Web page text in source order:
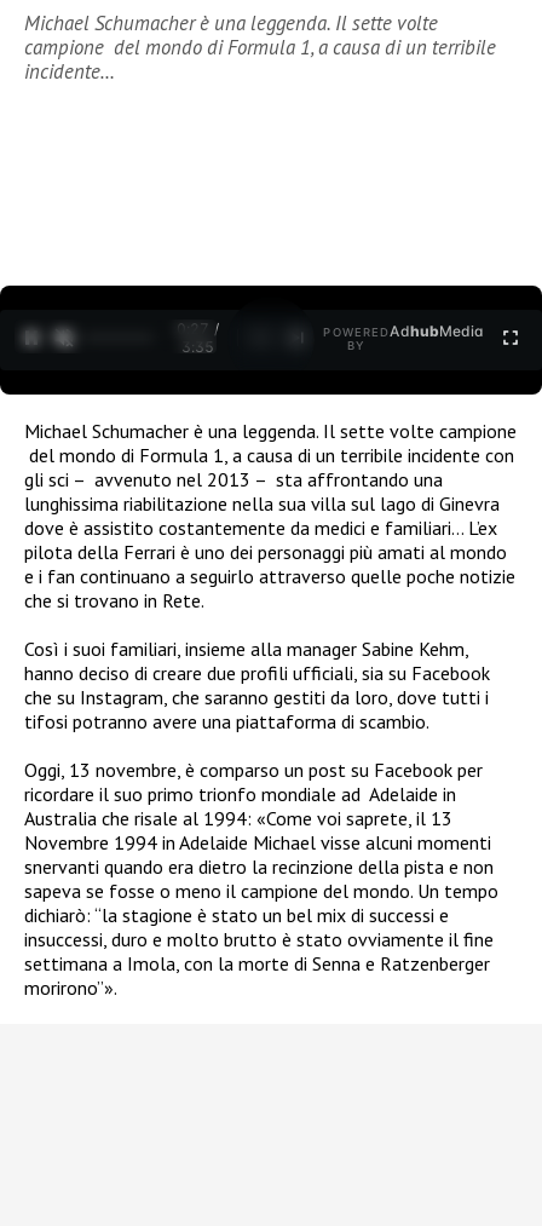
Michael Schumacher è una leggenda. Il sette volte
campione del mondo di Formula 1, a causa di un terribile
incidente…
0:27 /
3:35
POWERED
BY
AdhubMedia
Michael Schumacher è una leggenda. Il sette volte campione
del mondo di Formula 1, a causa di un terribile incidente con
gli sci – avvenuto nel 2013 – sta affrontando una
lunghissima riabilitazione nella sua villa sul lago di Ginevra
dove è assistito costantemente da medici e familiari… L’ex
pilota della Ferrari è uno dei personaggi più amati al mondo
e i fan continuano a seguirlo attraverso quelle poche notizie
che si trovano in Rete.
Così i suoi familiari, insieme alla manager Sabine Kehm,
hanno deciso di creare due profili ufficiali, sia su Facebook
che su Instagram, che saranno gestiti da loro, dove tutti i
tifosi potranno avere una piattaforma di scambio.
Oggi, 13 novembre, è comparso un post su Facebook per
ricordare il suo primo trionfo mondiale ad Adelaide in
Australia che risale al 1994: «Come voi saprete, il 13
Novembre 1994 in Adelaide Michael visse alcuni momenti
snervanti quando era dietro la recinzione della pista e non
sapeva se fosse o meno il campione del mondo. Un tempo
dichiarò: “la stagione è stato un bel mix di successi e
insuccessi, duro e molto brutto è stato ovviamente il fine
settimana a Imola, con la morte di Senna e Ratzenberger
morirono”».